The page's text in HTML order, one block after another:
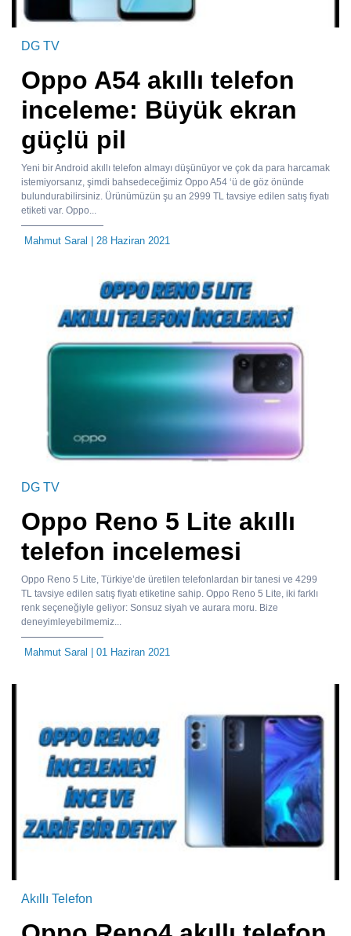
DG TV
Oppo A54 akıllı telefon
inceleme: Büyük ekran
güçlü pil
Yeni bir Android akıllı telefon almayı düşünüyor ve çok da para harcamak
istemiyorsanız, şimdi bahsedeceğimiz Oppo A54 ‘ü de göz önünde
bulundurabilirsiniz. Ürünümüzün şu an 2999 TL tavsiye edilen satış fiyatı
etiketi var. Oppo...
Mahmut Saral | 28 Haziran 2021
DG TV
Oppo Reno 5 Lite akıllı
telefon incelemesi
Oppo Reno 5 Lite, Türkiye’de üretilen telefonlardan bir tanesi ve 4299
TL tavsiye edilen satış fiyatı etiketine sahip. Oppo Reno 5 Lite, iki farklı
renk seçeneğiyle geliyor: Sonsuz siyah ve aurara moru. Bize
deneyimleyebilmemiz...
Mahmut Saral | 01 Haziran 2021
Akıllı Telefon